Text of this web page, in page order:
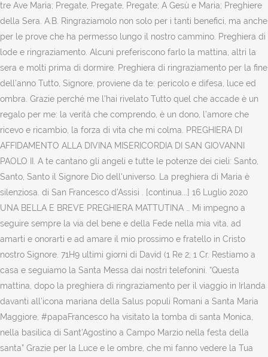
tre Ave Maria; Pregate, Pregate, Pregate; A Gesù e Maria; Preghiere
della Sera. A.B. Ringraziamolo non solo per i tanti benefici, ma anche
per le prove che ha permesso lungo il nostro cammino. Preghiera di
lode e ringraziamento. Alcuni preferiscono farlo la mattina, altri la
sera e molti prima di dormire. Preghiera di ringraziamento per la fine
dell’anno Tutto, Signore, proviene da te: pericolo e difesa, luce ed
ombra. Grazie perché me l’hai rivelato Tutto quel che accade è un
regalo per me: la verità che comprendo, è un dono, l’amore che
ricevo e ricambio, la forza di vita che mi colma. PREGHIERA DI
AFFIDAMENTO ALLA DIVINA MISERICORDIA DI SAN GIOVANNI
PAOLO II. A te cantano gli angeli e tutte le potenze dei cieli: Santo,
Santo, Santo il Signore Dio dell'universo. La preghiera di Maria è
silenziosa. di San Francesco d'Assisi . [continua...] 16 Luglio 2020
UNA BELLA E BREVE PREGHIERA MATTUTINA … Mi impegno a
seguire sempre la via del bene e della Fede nella mia vita, ad
amarti e onorarti e ad amare il mio prossimo e fratello in Cristo
nostro Signore. 71H9 ultimi giorni di David (1 Re 2; 1 Cr. Restiamo a
casa e seguiamo la Santa Messa dai nostri telefonini. “Questa
mattina, dopo la preghiera di ringraziamento per il viaggio in Irlanda
davanti all’icona mariana della Salus populi Romani a Santa Maria
Maggiore, #papaFrancesco ha visitato la tomba di santa Monica,
nella basilica di Sant’Agostino a Campo Marzio nella festa della
santa” Grazie per la Luce e le ombre, che mi fanno vedere la Tua